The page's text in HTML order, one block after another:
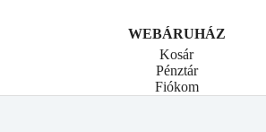
WEBÁRUHÁZ
Kosár
Pénztár
Fiókom